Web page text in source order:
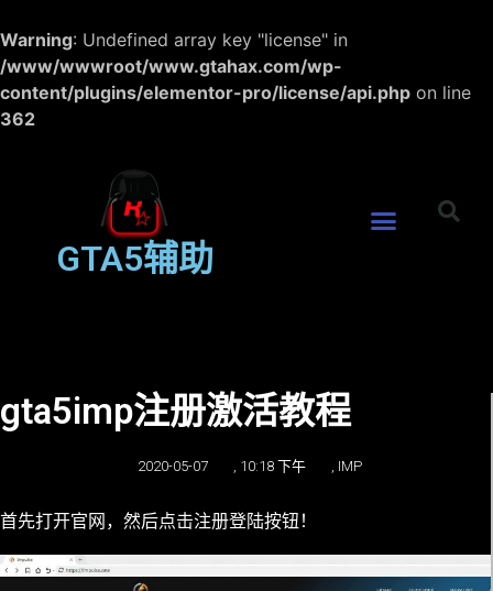
Warning: Undefined array key "license" in
/www/wwwroot/www.gtahax.com/wp-
content/plugins/elementor-pro/license/api.php on line
362
GTA5辅助
gta5imp注册激活教程
2020-05-07 10:18 下午 IMP
首先打开官网，然后点击注册登陆按钮！